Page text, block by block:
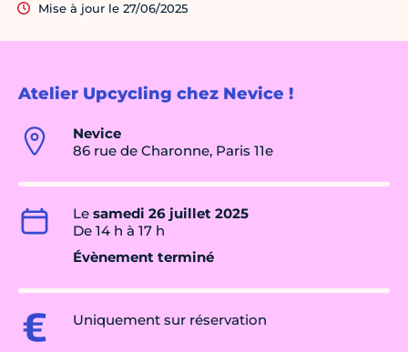
Atelier Upcycling chez Nevice !
Nevice
86 rue de Charonne, Paris 11e
Le samedi 26 juillet 2025
De 14 h à 17 h
Évènement terminé
Uniquement sur réservation
Mise à jour le 27/06/2025